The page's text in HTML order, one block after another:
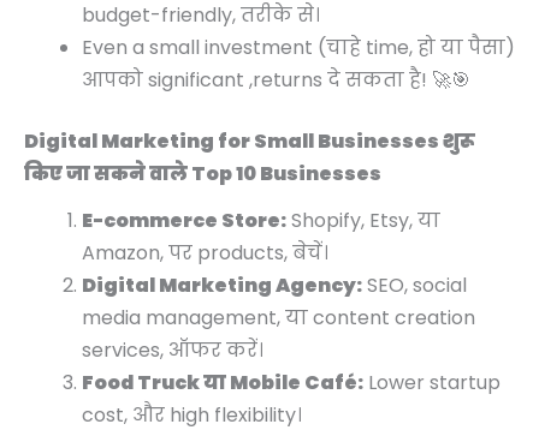
budget-friendly, तरीके से।
Even a small investment (चाहे time, हो या पैसा)
आपको significant ,returns दे सकता है! 🚀🎯
Digital Marketing for Small Businesses शुरू
किए जा सकने वाले Top 10 Businesses
E-commerce Store:Shopify, Etsy, या
Amazon, पर products, बेचें।
Digital Marketing Agency:SEO, social
media management, या content creation
services, ऑफर करें।
Food Truck या Mobile Café: Lower startup
cost, और high flexibility।